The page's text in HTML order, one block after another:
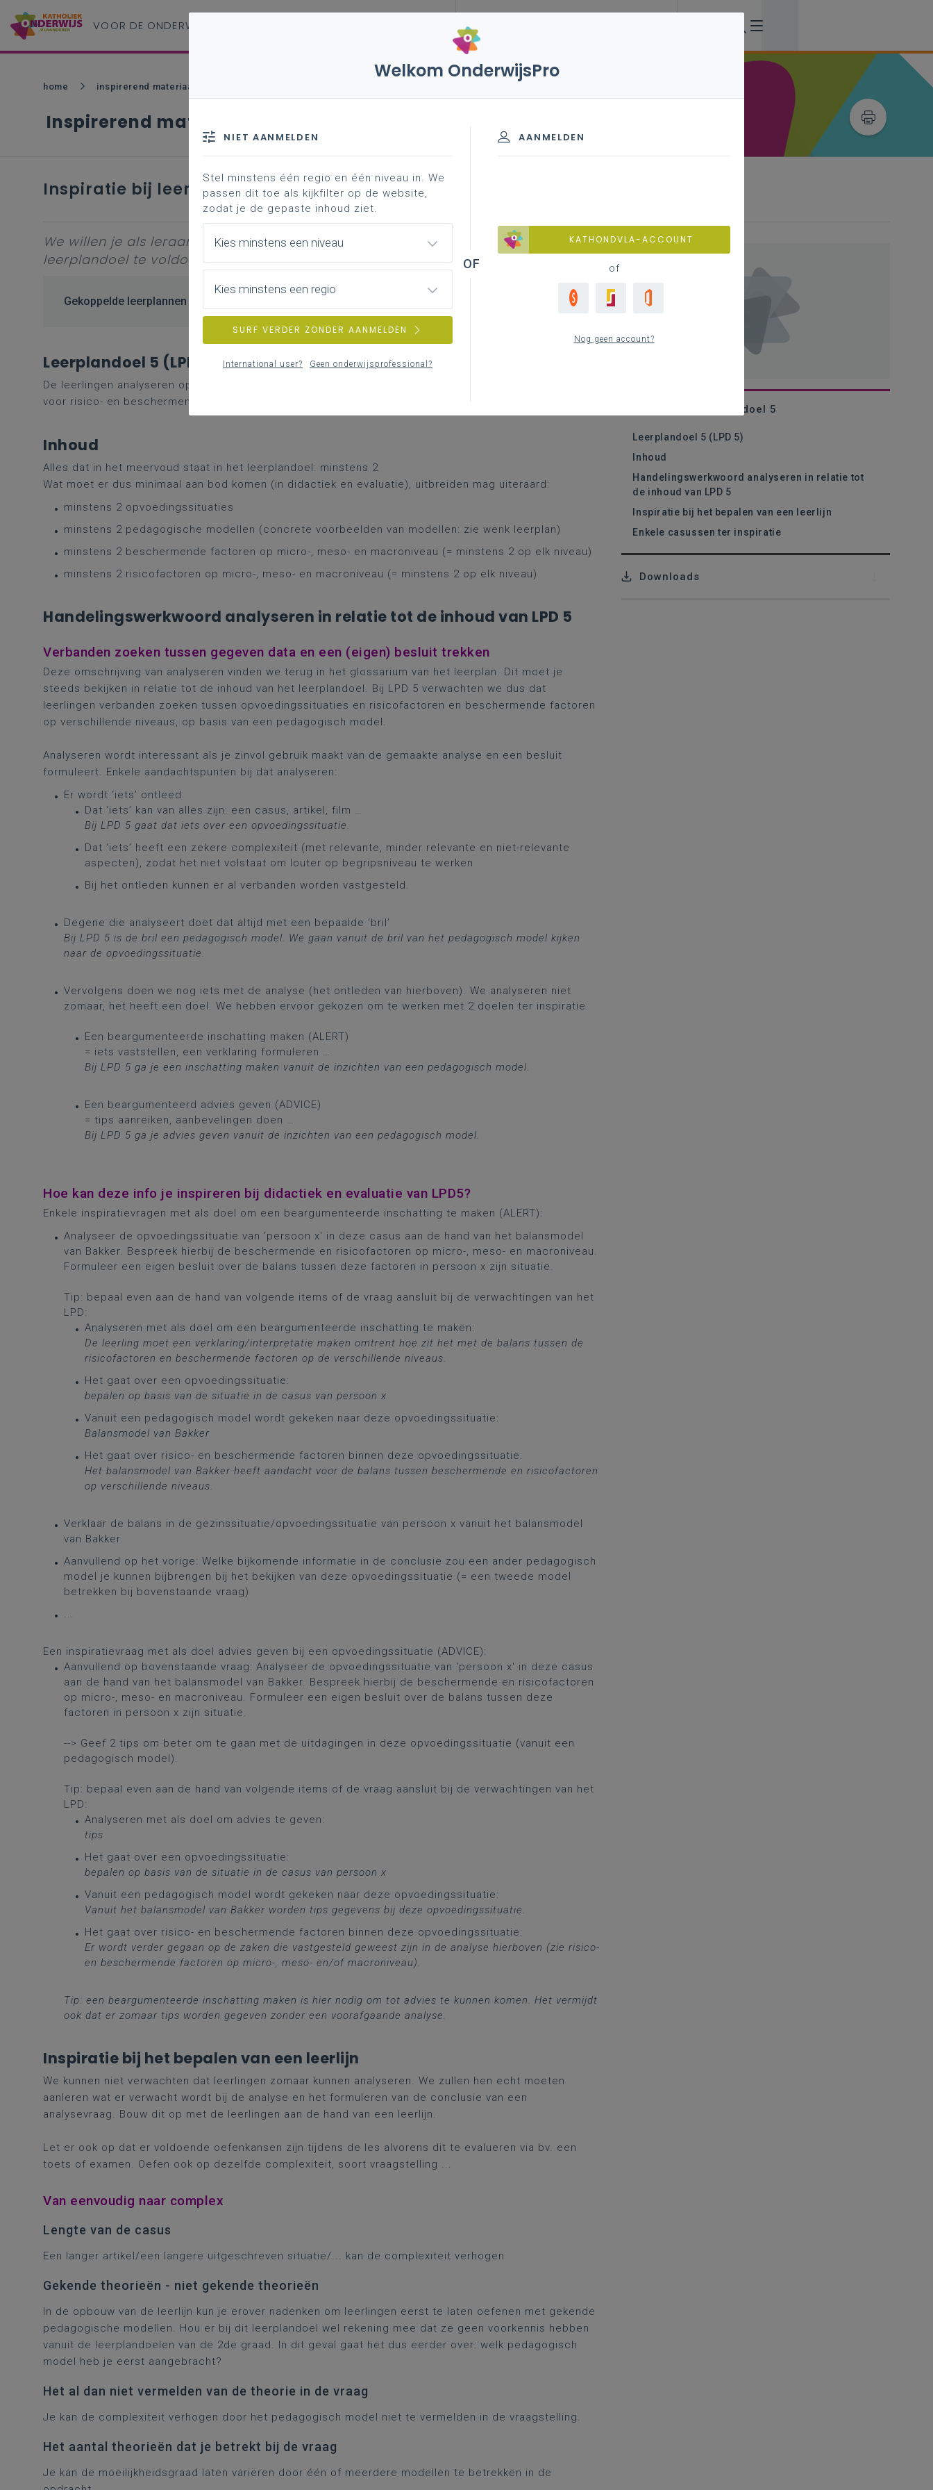
VOOR DE ONDERWIJS
home inspirerend materiaal
Inspirerend materiaal
Inspiratie bij leerplandoel 5
Inspiratie bij leerplandoel 5
Leerplandoel 5 (LPD 5)
Inhoud
Handelingswerkwoord analyseren in relatie tot
de inhoud van LPD 5
Inspiratie bij het bepalen van een leerlijn
Enkele casussen ter inspiratie
Downloads
We willen je als leraar inspireren om aan de minimale verwachting van het
leerplandoel te voldoen.
Gekoppelde leerplannen
Leerplandoel 5 (LPD 5)
De leerlingen analyseren opvoedingssituaties aan de hand van pedagogische modellen met aandacht
voor risico- en beschermende factoren op micro-, meso- en macroniveau.
Inhoud
Alles dat in het meervoud staat in het leerplandoel: minstens 2
Wat moet er dus minimaal aan bod komen (in didactiek en evaluatie), uitbreiden mag uiteraard:
minstens 2 opvoedingssituaties
minstens 2 pedagogische modellen (concrete voorbeelden van modellen: zie wenk leerplan)
minstens 2 beschermende factoren op micro-, meso- en macroniveau (= minstens 2 op elk niveau)
minstens 2 risicofactoren op micro-, meso- en macroniveau (= minstens 2 op elk niveau)
Handelingswerkwoord analyseren in relatie tot de inhoud van LPD 5
Verbanden zoeken tussen gegeven data en een (eigen) besluit trekken
Deze omschrijving van analyseren vinden we terug in het glossarium van het leerplan. Dit moet je
steeds bekijken in relatie tot de inhoud van het leerplandoel. Bij LPD 5 verwachten we dus dat
leerlingen verbanden zoeken tussen opvoedingssituaties en risicofactoren en beschermende factoren
op verschillende niveaus, op basis van een pedagogisch model.
Analyseren wordt interessant als je zinvol gebruik maakt van de gemaakte analyse en een besluit
formuleert. Enkele aandachtspunten bij dat analyseren:
Er wordt ‘iets’ ontleed.
Dat ‘iets’ kan van alles zijn: een casus, artikel, film … ​
Bij LPD 5 gaat dat iets over een opvoedingssituatie.
Dat ‘iets’ heeft een zekere complexiteit (met relevante, minder relevante en niet-relevante
aspecten), zodat het niet volstaat om louter op begripsniveau te werken​
Bij het ontleden kunnen er al verbanden worden vastgesteld.
Degene die analyseert doet dat altijd met een bepaalde ‘bril’​
Bij LPD 5 is de bril een pedagogisch model. We gaan vanuit de bril van het pedagogisch model kijken
naar de opvoedingssituatie.
Vervolgens doen we nog iets met de analyse (het ontleden van hierboven). We analyseren niet
zomaar, het heeft een doel. We hebben ervoor gekozen om te werken met 2 doelen ter inspiratie:​
Een beargumenteerde inschatting maken (ALERT)​
= iets vaststellen, een verklaring formuleren …​
Bij LPD 5 ga je een inschatting maken vanuit de inzichten van een pedagogisch model.
Een beargumenteerd advies geven (ADVICE)​
= tips aanreiken, aanbevelingen doen …​
Bij LPD 5 ga je advies geven vanuit de inzichten van een pedagogisch model.
Hoe kan deze info je inspireren bij didactiek en evaluatie van LPD5?
Enkele inspiratievragen met als doel om een beargumenteerde inschatting te maken (ALERT):
Analyseer de opvoedingssituatie van 'persoon x' in deze casus aan de hand van het balansmodel
van Bakker. Bespreek hierbij de beschermende en risicofactoren op micro-, meso- en macroniveau.
Formuleer een eigen besluit over de balans tussen deze factoren in persoon x zijn situatie.
Tip: bepaal even aan de hand van volgende items of de vraag aansluit bij de verwachtingen van het
LPD:
Analyseren met als doel om een beargumenteerde inschatting te maken:
De leerling moet een verklaring/interpretatie maken omtrent hoe zit het met de balans tussen de
risicofactoren en beschermende factoren op de verschillende niveaus.
Het gaat over een opvoedingssituatie:
bepalen op basis van de situatie in de casus van persoon x
​Vanuit een pedagogisch model wordt gekeken naar deze opvoedingssituatie:
Balansmodel van Bakker
Het gaat over risico- en beschermende factoren binnen deze opvoedingssituatie:
Het balansmodel van Bakker heeft aandacht voor de balans tussen beschermende en risicofactoren
op verschillende niveaus.
Verklaar de balans in de gezinssituatie/opvoedingssituatie van persoon x vanuit het balansmodel
van Bakker.
Aanvullend op het vorige: Welke bijkomende informatie in de conclusie zou een ander pedagogisch
model je kunnen bijbrengen bij het bekijken van deze opvoedingssituatie (= een tweede model
betrekken bij bovenstaande vraag)
...
Een inspiratievraag met als doel advies geven bij een opvoedingssituatie (ADVICE):
Aanvullend op bovenstaande vraag: Analyseer de opvoedingssituatie van 'persoon x' in deze casus
aan de hand van het balansmodel van Bakker. Bespreek hierbij de beschermende en risicofactoren
op micro-, meso- en macroniveau. Formuleer een eigen besluit over de balans tussen deze
factoren in persoon x zijn situatie.
--> Geef 2 tips om beter om te gaan met de uitdagingen in deze opvoedingssituatie (vanuit een
pedagogisch model).
Tip: bepaal even aan de hand van volgende items of de vraag aansluit bij de verwachtingen van het
LPD:
Analyseren met als doel om advies te geven:
tips
Het gaat over een opvoedingssituatie:
bepalen op basis van de situatie in de casus van persoon x
Vanuit een pedagogisch model wordt gekeken naar deze opvoedingssituatie:
Vanuit het balansmodel van Bakker worden tips gegevens bij deze opvoedingssituatie.
Het gaat over risico- en beschermende factoren binnen deze opvoedingssituatie:
Er wordt verder gegaan op de zaken die vastgesteld geweest zijn in de analyse hierboven (zie risico-
en beschermende factoren op micro-, meso- en/of macroniveau).
Tip: een beargumenteerde inschatting maken is hier nodig om tot advies te kunnen komen. Het vermijdt
ook dat er zomaar tips worden gegeven zonder een voorafgaande analyse.
Inspiratie bij het bepalen van een leerlijn
We kunnen niet verwachten dat leerlingen zomaar kunnen analyseren. We zullen hen echt moeten
aanleren wat er verwacht wordt bij de analyse en het formuleren van de conclusie van een
analysevraag. Bouw dit op met de leerlingen aan de hand van een leerlijn.
Let er ook op dat er voldoende oefenkansen zijn tijdens de les alvorens dit te evalueren via bv. een
toets of examen. Oefen ook op dezelfde complexiteit, soort vraagstelling ...
Van eenvoudig naar complex
Lengte van de casus
Een langer artikel/een langere uitgeschreven situatie/... kan de complexiteit verhogen
Gekende theorieën - niet gekende theorieën
In de opbouw van de leerlijn kun je erover nadenken om leerlingen eerst te laten oefenen met gekende
pedagogische modellen. Hou er bij dit leerplandoel wel rekening mee dat ze geen voorkennis hebben
vanuit de leerplandoelen van de 2de graad. In dit geval gaat het dus eerder over: welk pedagogisch
model heb je eerst aangebracht?
Het al dan niet vermelden van de theorie in de vraag
Je kan de complexiteit verhogen door het pedagogisch model niet te vermelden in de vraagstelling.
Het aantal theorieën dat je betrekt bij de vraag
Je kan de moeilijkheidsgraad laten variëren door één of meerdere modellen te betrekken in de
Welkom OnderwijsPro
AANMELDEN
KATHONDVLA-ACCOUNT
of
Nog geen account?
NIET AANMELDEN
Stel minstens één regio en één niveau in. We
passen dit toe als kijkfilter op de website,
zodat je de gepaste inhoud ziet.
Kies minstens een niveau
Kies minstens een regio
SURF VERDER ZONDER AANMELDEN
International user? Geen onderwijsprofessional?